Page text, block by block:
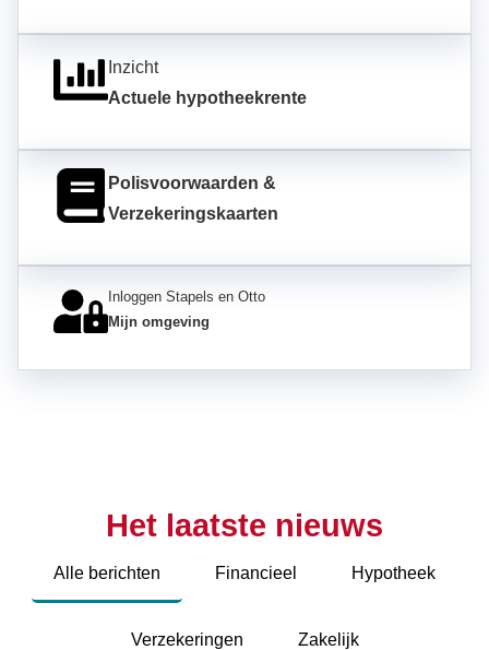
Inzicht
Actuele hypotheekrente
Polisvoorwaarden &
Verzekeringskaarten
Inloggen Stapels en Otto
Mijn omgeving
Het laatste nieuws
Alle berichten Financieel Hypotheek
Verzekeringen Zakelijk